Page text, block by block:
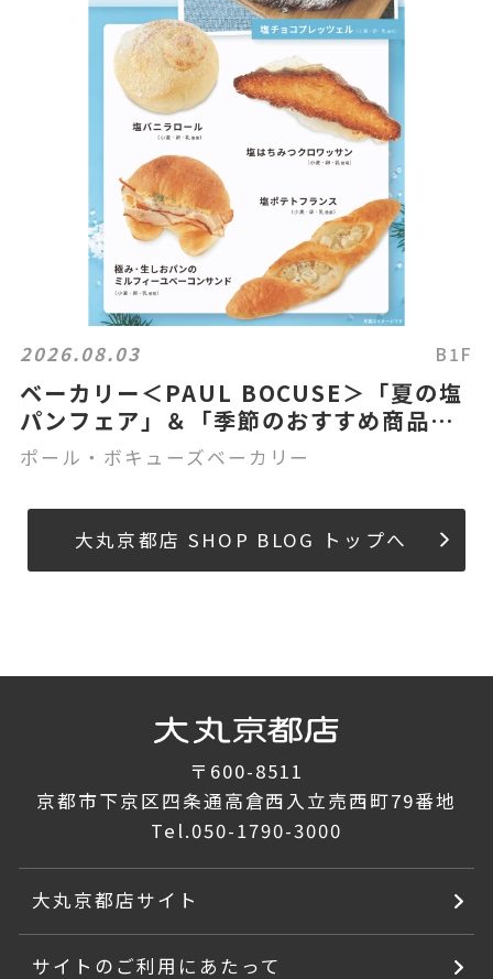
2026.08.03 B1F
ベーカリー＜PAUL BOCUSE＞「夏の塩
パンフェア」＆「季節のおすすめ商品」
のご紹介✨
ポール・ボキューズベーカリー
大丸京都店 SHOP BLOG トップへ
〒600-8511
京都市下京区四条通高倉西入立売西町79番地
Tel.050-1790-3000
大丸京都店サイト
サイトのご利用にあたって